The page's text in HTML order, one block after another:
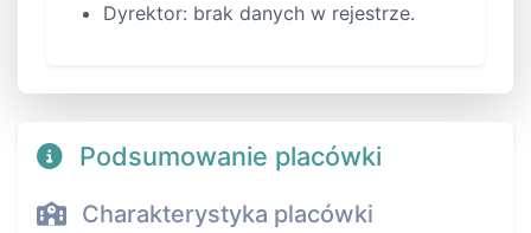
Dyrektor: brak danych w rejestrze.
Podsumowanie placówki
Charakterystyka placówki